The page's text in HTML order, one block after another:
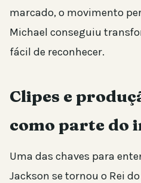
marcado, o movimento
Michael conseguiu
fácil de reconhecer.
Clipes e
como parte do
Uma das chaves para
Jackson se tornou o Rei